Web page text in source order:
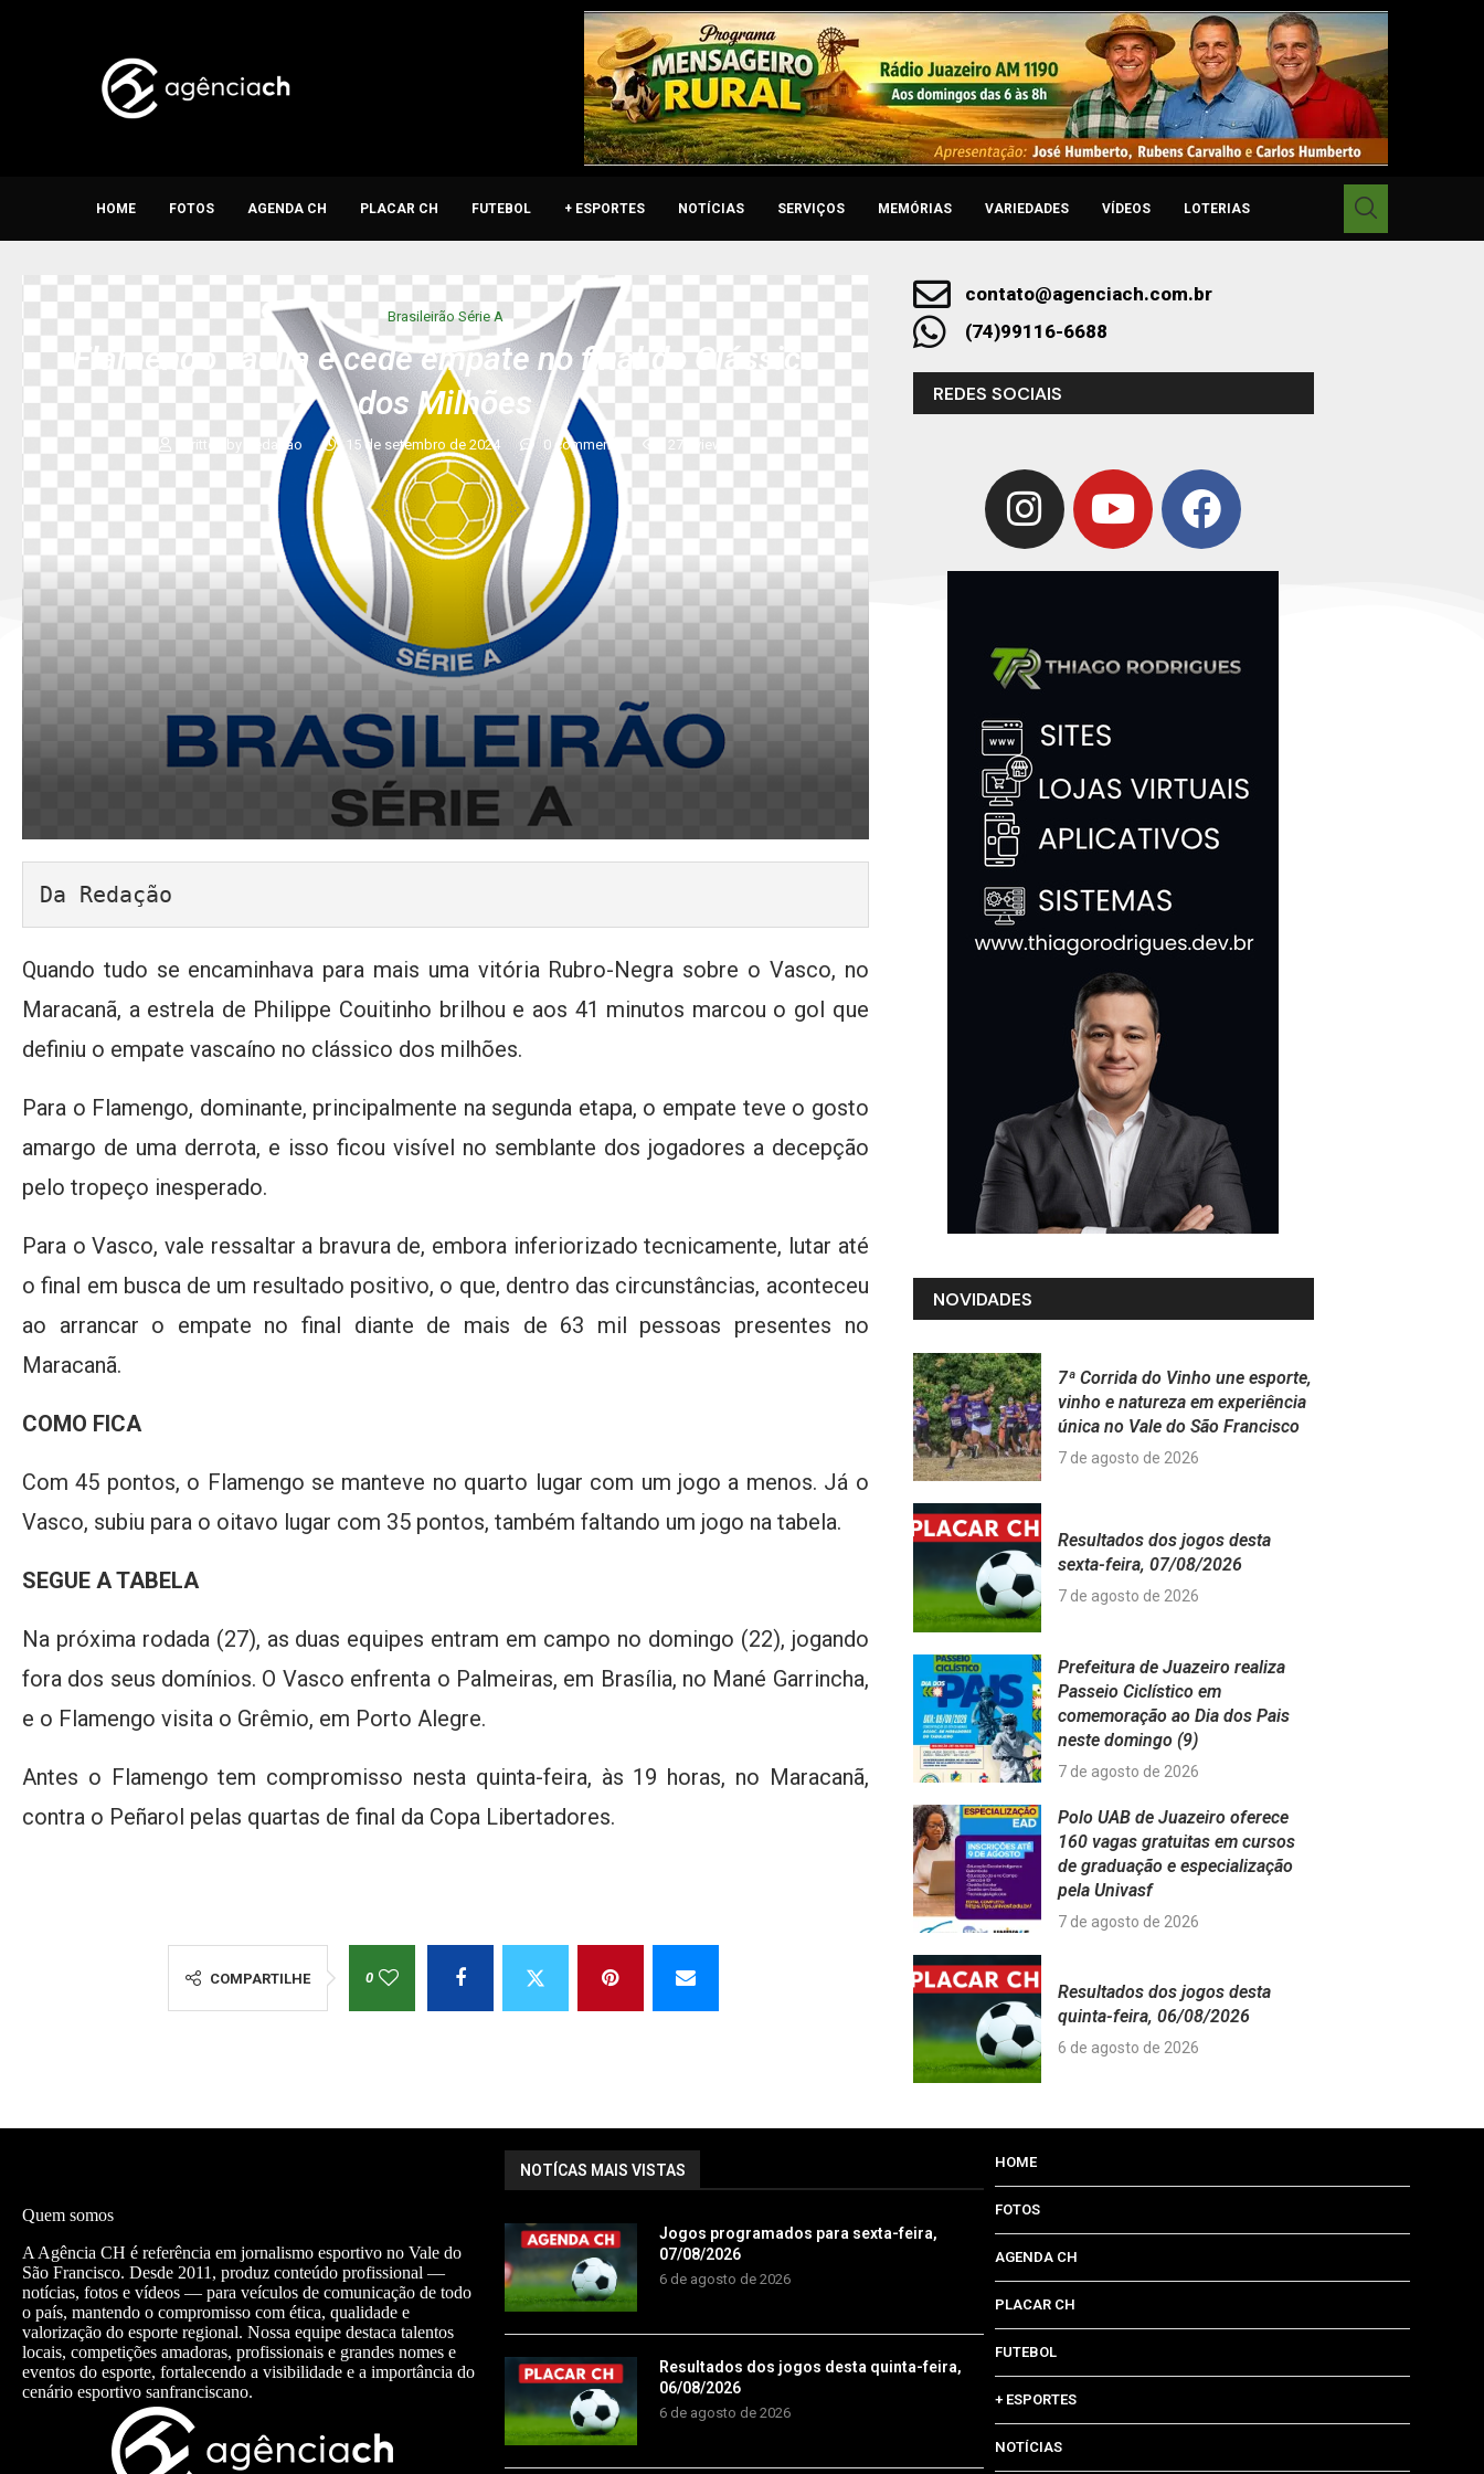
HOME FOTOS AGENDA CH PLACAR CH FUTEBOL + ESPORTES NOTÍCIAS SERVIÇOS MEMÓRIAS VARIEDADES VÍDEOS LOTERIAS
Brasileirão Série A
Flamengo vacila e cede empate no final do Clássico
dos Milhões
written by Redação 15 de setembro de 2024 0 comments 271 views
Da Redação
Quando tudo se encaminhava para mais uma vitória Rubro-Negra sobre o Vasco, no
Maracanã, a estrela de Philippe Couitinho brilhou e aos 41 minutos marcou o gol que
definiu o empate vascaíno no clássico dos milhões.
Para o Flamengo, dominante, principalmente na segunda etapa, o empate teve o gosto
amargo de uma derrota, e isso ficou visível no semblante dos jogadores a decepção
pelo tropeço inesperado.
Para o Vasco, vale ressaltar a bravura de, embora inferiorizado tecnicamente, lutar até
o final em busca de um resultado positivo, o que, dentro das circunstâncias, aconteceu
ao arrancar o empate no final diante de mais de 63 mil pessoas presentes no
Maracanã.
COMO FICA
Com 45 pontos, o Flamengo se manteve no quarto lugar com um jogo a menos. Já o
Vasco, subiu para o oitavo lugar com 35 pontos, também faltando um jogo na tabela.
SEGUE A TABELA
Na próxima rodada (27), as duas equipes entram em campo no domingo (22), jogando
fora dos seus domínios. O Vasco enfrenta o Palmeiras, em Brasília, no Mané Garrincha,
e o Flamengo visita o Grêmio, em Porto Alegre.
Antes o Flamengo tem compromisso nesta quinta-feira, às 19 horas, no Maracanã,
contra o Peñarol pelas quartas de final da Copa Libertadores.
COMPARTILHE 0
contato@agenciach.com.br
(74)99116-6688
REDES SOCIAIS
NOVIDADES
7ª Corrida do Vinho une esporte,
vinho e natureza em experiência
única no Vale do São Francisco
7 de agosto de 2026
Resultados dos jogos desta
sexta-feira, 07/08/2026
7 de agosto de 2026
Prefeitura de Juazeiro realiza
Passeio Ciclístico em
comemoração ao Dia dos Pais
neste domingo (9)
7 de agosto de 2026
Polo UAB de Juazeiro oferece
160 vagas gratuitas em cursos
de graduação e especialização
pela Univasf
7 de agosto de 2026
Resultados dos jogos desta
quinta-feira, 06/08/2026
6 de agosto de 2026
Quem somos
A Agência CH é referência em jornalismo esportivo no Vale do
São Francisco. Desde 2011, produz conteúdo profissional —
notícias, fotos e vídeos — para veículos de comunicação de todo
o país, mantendo o compromisso com ética, qualidade e
valorização do esporte regional. Nossa equipe destaca talentos
locais, competições amadoras, profissionais e grandes nomes e
eventos do esporte, fortalecendo a visibilidade e a importância do
cenário esportivo sanfranciscano.
NOTÍCAS MAIS VISTAS
Jogos programados para sexta-feira,
07/08/2026
6 de agosto de 2026
Resultados dos jogos desta quinta-feira,
06/08/2026
6 de agosto de 2026
HOME
FOTOS
AGENDA CH
PLACAR CH
FUTEBOL
+ ESPORTES
NOTÍCIAS